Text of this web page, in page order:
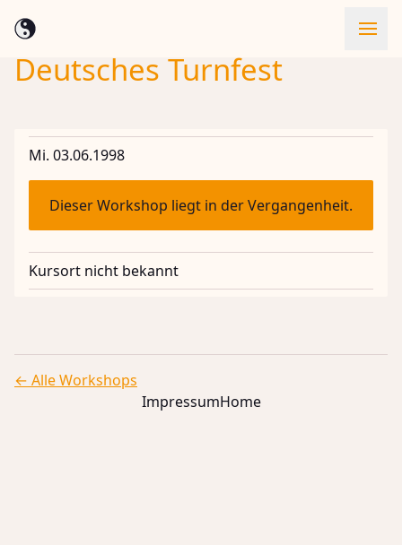
Skip to content
Deutsches Turnfest
Mi. 03.06.1998
Dieser Workshop liegt in der Vergangenheit.
Kursort nicht bekannt
← Alle Workshops
ImpressumHome